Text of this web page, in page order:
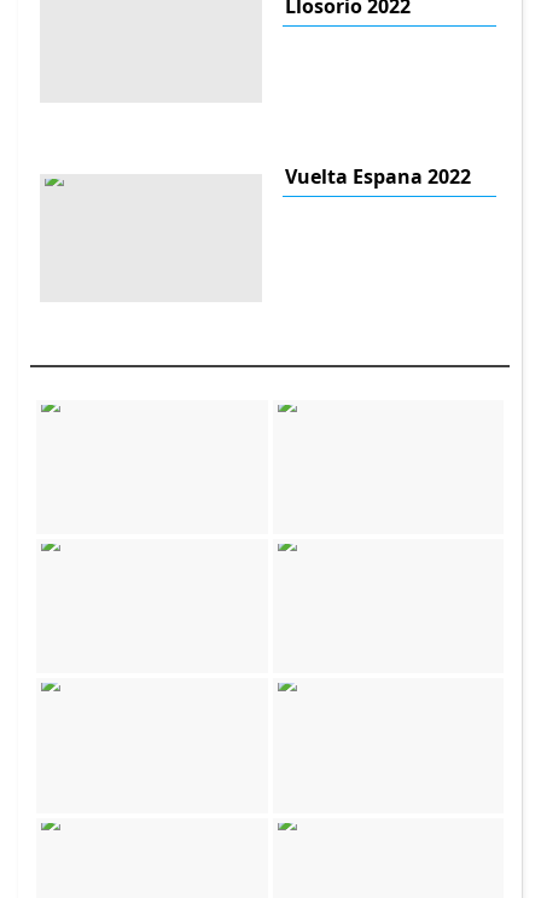
Llosorio 2022
Vuelta Espana 2022